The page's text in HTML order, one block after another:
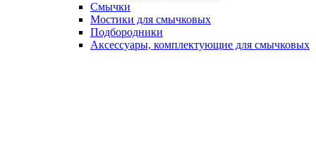
Смычки
Мостики для смычковых
Подбородники
Аксеcсуары, комплектующие для смычковых